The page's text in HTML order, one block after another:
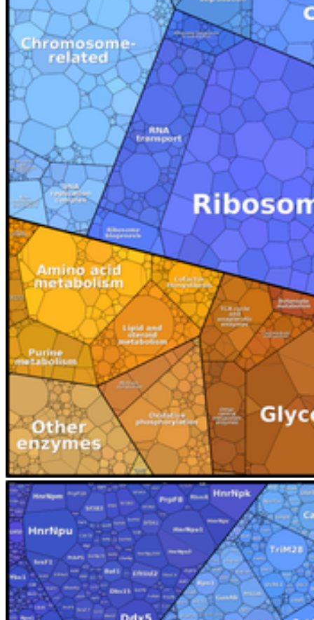
Organigramm
Einrichtungen A bis Z
Zuständigkeiten A bis Z
Universitätsmedizin
Sprachenzentrum
Stellenangebote
Satzungen & Formulare
Studierende
Selbstbedienungsportal
Vorlesungsverzeichnisse
Sprachenportal
Termine und Fristen
Prüfungs- und Studienordnungen
Alle Studienfächer
Zentrale Studienberatung
Studierendensekretariat
Zentrales Prüfungsamt
Studierendenportal
Service
Webmailer und Accounts
Kontakt
Lagepläne
Konfliktmanagement
Sitemap
Barrierefreiheit
Datenschutz
Impressum
© 2026 Universität GreifswaldPage Identifier: 36951
Nach oben